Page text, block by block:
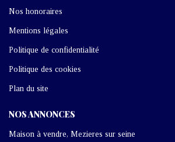
Nos honoraires
Mentions légales
Politique de confidentialité
Politique des cookies
Plan du site
NOS ANNONCES
Maison à vendre, Mezieres sur seine